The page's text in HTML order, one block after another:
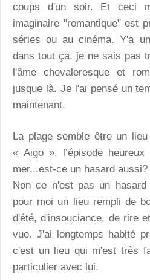
coups d'un soir. Et ceci
imaginaire "romantique" est
séries ou au cinéma. Y'a
dans tout ça, je ne sais pas
l'âme chevaleresque et
jusque là. Je l'ai pensé un
maintenant.
La plage semble être un
« Aigo », l’épisode
mer...est-ce un hasard aussi?
Non ce n'est pas un
pour moi un lieu rempli de
d'été, d'insouciance, de rire
vue. J'ai longtemps habité
c'est un lieu qui m'est très
particulier avec lui.